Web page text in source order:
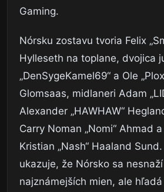
Gaming.
Nórsku zostavu tvoria Felix
Hylleseth na toplane, dvojica
„DenSygeKamel69“ a Ole
Glomsaas, midlaneri Adam
Alexander „HAWHAW“
Carry Noman „Nomi“ Ahmad
Kristian „Nash“ Haaland
ukazuje, že Nórsko sa
najznámejších mien, ale